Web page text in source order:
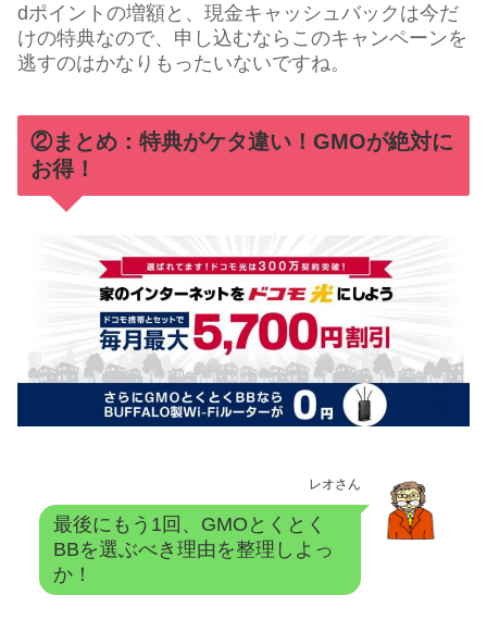
dポイントの増額と、現金キャッシュバックは今だ
けの特典なので、申し込むならこのキャンペーンを
逃すのはかなりもったいないですね。
②まとめ：特典がケタ違い！GMOが絶対に
お得！
レオさん
最後にもう1回、GMOとくとく
BBを選ぶべき理由を整理しよっ
か！